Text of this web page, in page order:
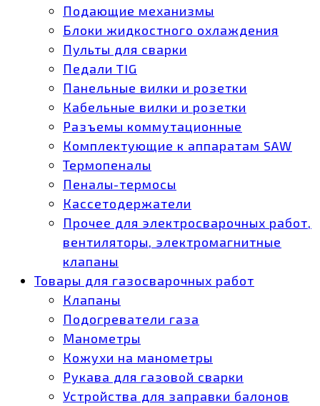
Подающие механизмы
Блоки жидкостного охлаждения
Пульты для сварки
Педали TIG
Панельные вилки и розетки
Кабельные вилки и розетки
Разъемы коммутационные
Комплектующие к аппаратам SAW
Термопеналы
Пеналы-термосы
Кассетодержатели
Прочее для электросварочных работ,
вентиляторы, электромагнитные
клапаны
Товары для газосварочных работ
Клапаны
Подогреватели газа
Манометры
Кожухи на манометры
Рукава для газовой сварки
Устройства для заправки балонов